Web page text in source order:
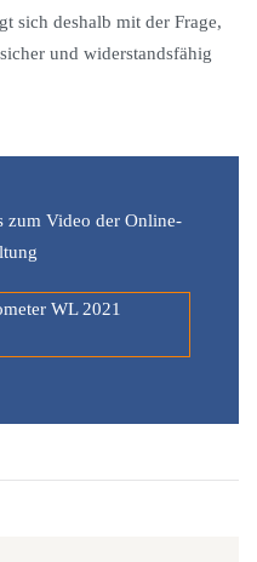
sich deshalb mit der Frage,
und widerstandsfähig
zum Video der Online-